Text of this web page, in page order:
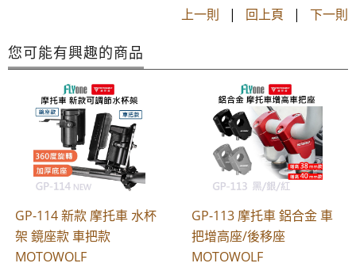
上一則 | 回上頁 | 下一則
您可能有興趣的商品
GP-114 新款 摩托車 水杯
架 鏡座款 車把款
MOTOWOLF
GP-113 摩托車 鋁合金 車
把增高座/後移座
MOTOWOLF